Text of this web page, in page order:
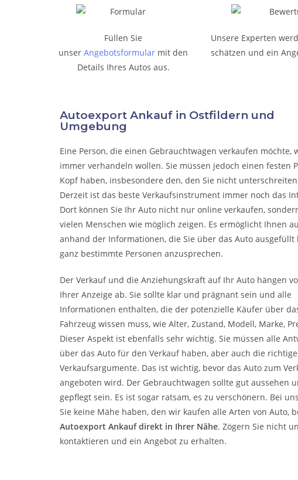
Füllen Sie
unserAngebotsformular mit den
Details Ihres Autos aus.
Unsere Experten
schätzen und ein
Autoexport Ankauf in Ostfildern und
Umgebung
Eine Person, die einen Gebrauchtwagen verkaufen möchte,
immer verhandeln wollen. Sie müssen jedoch einen festen
Kopf haben, insbesondere den, den Sie nicht
Derzeit ist das beste Verkaufsinstrument immer noch das
Dort können Sie Ihr Auto nicht nur online verkaufen,
vielen Menschen wie möglich zeigen. Es ermöglicht Ihnen
anhand der Informationen, die Sie über das Auto ausgefüllt
ganz bestimmte Personen anzusprechen.
Der Verkauf und die Anziehungskraft auf Ihr Auto hängen
Ihrer Anzeige ab. Sie sollte klar und prägnant sein und alle
Informationen enthalten, die der potenzielle Käufer über
Fahrzeug wissen muss, wie Alter, Zustand, Modell, Marke,
Dieser Aspekt ist ebenfalls sehr wichtig. Sie müssen alle
über das Auto für den Verkauf haben, aber auch die
Verkaufsargumente. Das ist wichtig, bevor das Auto zum
angeboten wird. Der Gebrauchtwagen sollte gut aussehen
gepflegt sein. Es ist sogar ratsam, es zu verschönern. Bei
Sie keine Mähe haben, den wir kaufen alle Arten von Auto,
Autoexport Ankauf direkt in Ihrer Nähe. Zögern Sie nicht
kontaktieren und ein Angebot zu erhalten.